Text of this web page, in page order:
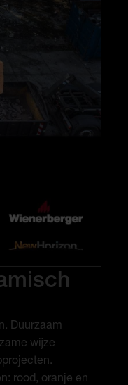
Duurzaam
wijze
rood, oranje en